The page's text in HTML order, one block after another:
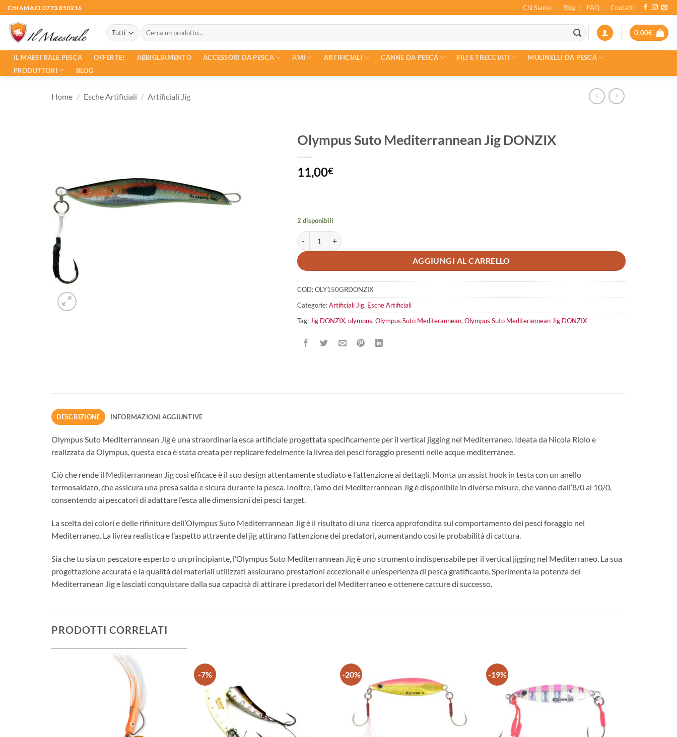
Salta
ai
contenuti
CHIAMACI 0773 850216 Chi Siamo Blog FAQ Contatti
Cerca:
0,00€
IL MAESTRALE PESCA OFFERTE! ABBIGLIAMENTO ACCESSORI DA PESCA AMI ARTIFICIALI CANNE DA PESCA FILI E TRECCIATI
MULINELLI DA PESCA
PRODUTTORI
BLOG
Home / Esche Artificiali / Artificiali Jig
Olympus Suto Mediterrannean Jig DONZIX
11,00€
2 disponibili
Olympus Suto Mediterrannean Jig DONZIX quantità
AGGIUNGI AL CARRELLO
COD:OLY150GRDONZIX
Categorie:Artificiali Jig, Esche Artificiali
Tag: Jig DONZIX, olympus, Olympus Suto Mediterannean, Olympus Suto Mediterannean Jig DONZIX
DESCRIZIONE INFORMAZIONI AGGIUNTIVE
Olympus Suto Mediterrannean Jig è una straordinaria esca artificiale progettata specificamente per il vertical jigging nel Mediterraneo. Ideata da Nicola Riolo e
realizzata da Olympus, questa esca è stata creata per replicare fedelmente la livrea dei pesci foraggio presenti nelle acque mediterranee.
Ciò che rende il Mediterrannean Jig così efficace è il suo design attentamente studiato e l’attenzione ai dettagli. Monta un assist hook in testa con un anello
termosaldato, che assicura una presa salda e sicura durante la pesca. Inoltre, l’amo del Mediterrannean Jig è disponibile in diverse misure, che vanno dall’8/0 al 10/0,
consentendo ai pescatori di adattare l’esca alle dimensioni dei pesci target.
La scelta dei colori e delle rifiniture dell’Olympus Suto Mediterrannean Jig è il risultato di una ricerca approfondita sul comportamento dei pesci foraggio nel
Mediterraneo. La livrea realistica e l’aspetto attraente del jig attirano l’attenzione dei predatori, aumentando così le probabilità di cattura.
Sia che tu sia un pescatore esperto o un principiante, l’Olympus Suto Mediterrannean Jig è uno strumento indispensabile per il vertical jigging nel Mediterraneo. La sua
progettazione accurata e la qualità dei materiali utilizzati assicurano prestazioni eccezionali e un’esperienza di pesca gratificante. Sperimenta la potenza del
Mediterranean Jig e lasciati conquistare dalla sua capacità di attirare i predatori del Mediterraneo e ottenere catture di successo.
PRODOTTI CORRELATI
-7% -20% -19%